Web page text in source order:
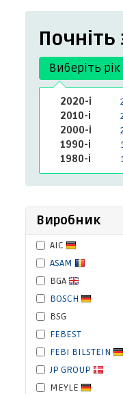
Виберіть рік
2020-і
2010-і
2000-і
1990-і
1980-і
Виробник
AIC
ASAM
BGA
BOSCH
BSG
FEBEST
FEBI BILSTEIN
JP GROUP
MEYLE